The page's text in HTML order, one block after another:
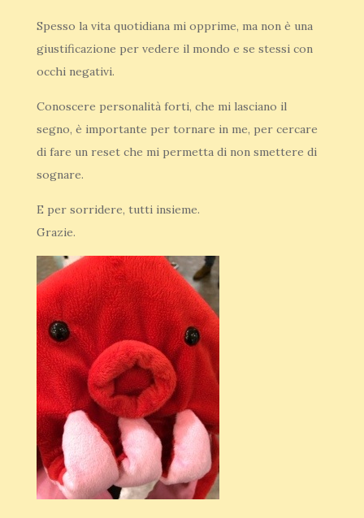
Spesso la vita quotidiana mi opprime, ma non è una
giustificazione per vedere il mondo e se stessi con
occhi negativi.
Conoscere personalità forti, che mi lasciano il
segno, è importante per tornare in me, per cercare
di fare un reset che mi permetta di non smettere di
sognare.
E per sorridere, tutti insieme.
Grazie.